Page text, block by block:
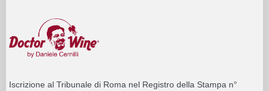
Iscrizione al Tribunale di Roma nel Registro della Stampa n°